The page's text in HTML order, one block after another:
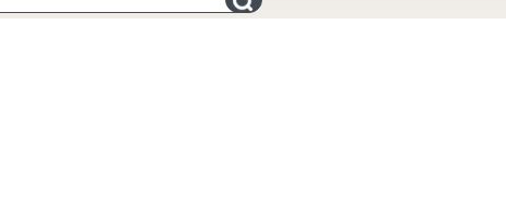
Search for an bibliography